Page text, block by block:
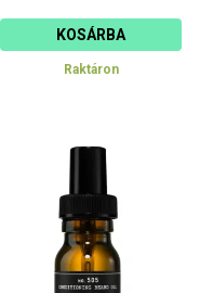
KOSÁRBA
Raktáron